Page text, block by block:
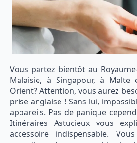
Vous partez bientôt au
Malaisie, à Singapour, à Malte
Orient? Attention, vous aurez
prise anglaise ! Sans lui,
appareils. Pas de panique
Itinéraires Astucieux vous
accessoire indispensable.